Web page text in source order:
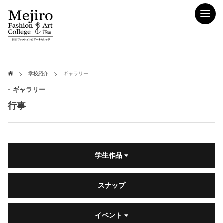
学校紹介 ギャラリー
- ギャラリー
行事
学生作品
スナップ
イベント